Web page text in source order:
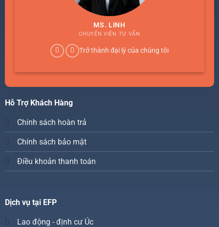
MS. LINH
CHUYÊN VIÊN TƯ VẤN
Trở thành đại lý của chúng tôi
Hỗ Trợ Khách Hàng
Chính sách hoàn trả
Chính sách bảo mật
Điều khoản thanh toán
Dịch vụ tại EFP
Lao động - định cư Úc